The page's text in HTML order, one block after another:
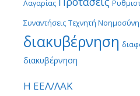
Λαγαρίας
Συναντήσεις Τεχνητή Νοημοσύνη
διακυβέρνηση
διακυβέρνηση
Η ΕΕΛ/ΛΑΚ